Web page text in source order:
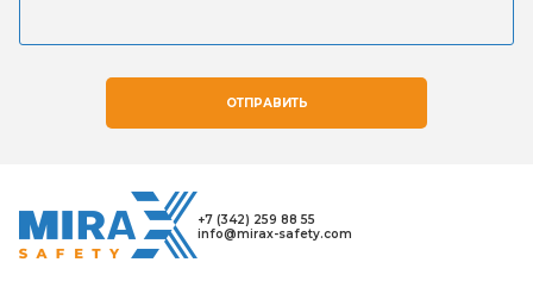
ОТПРАВИТЬ
+7 (342) 259 88 55
info@mirax-safety.com